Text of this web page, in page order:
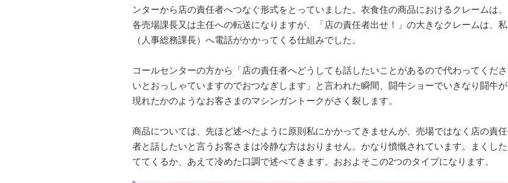
ンターから店の責任者へつなぐ形式をとっていました。衣食住の商品におけるクレームは、
各売場課長又は主任への転送になりますが、「店の責任者出せ！」の大きなクレームは、私
（人事総務課長）へ電話がかかってくる仕組みでした。
コールセンターの方から「店の責任者へどうしても話したいことがあるので代わってくださ
いとおっしゃていますのでおつなぎします」と言われた瞬間、闘牛ショーでいきなり闘牛が
現れたかのようなお客さまのマシンガントークがさく裂します。
商品については、先ほど述べたように原則私にかかってきませんが、売場ではなく店の責任
者と話したいと言うお客さまは冷静な方はおりません。かなり憤慨されています。まくした
ててくるか、あえて冷めた口調で述べてきます。おおよそこの2つのタイプになります。